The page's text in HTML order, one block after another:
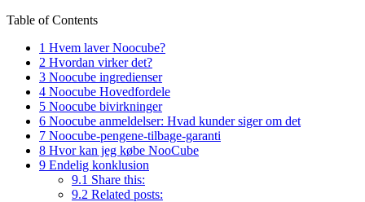
Table of Contents
1 Hvem laver Noocube?
2 Hvordan virker det?
3 Noocube ingredienser
4 Noocube Hovedfordele
5 Noocube bivirkninger
6 Noocube anmeldelser: Hvad kunder siger om det
7 Noocube-pengene-tilbage-garanti
8 Hvor kan jeg købe NooCube
9 Endelig konklusion
9.1 Share this:
9.2 Related posts: